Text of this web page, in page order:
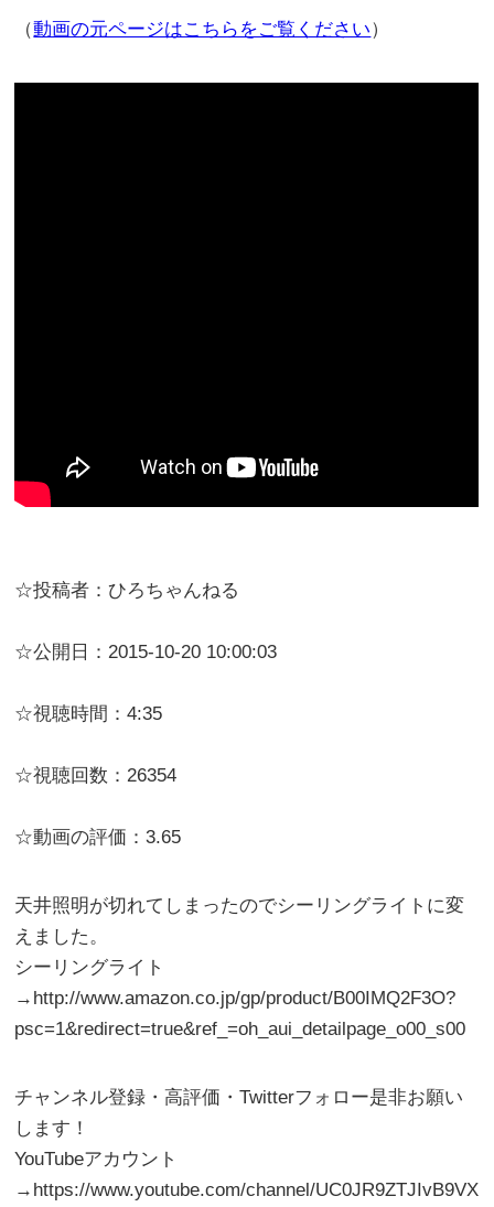
（動画の元ページはこちらをご覧ください）
☆投稿者：ひろちゃんねる
☆公開日：2015-10-20 10:00:03
☆視聴時間：4:35
☆視聴回数：26354
☆動画の評価：3.65
天井照明が切れてしまったのでシーリングライトに変
えました。
シーリングライト
→http://www.amazon.co.jp/gp/product/B00IMQ2F3O?
psc=1&redirect=true&ref_=oh_aui_detailpage_o00_s00
チャンネル登録・高評価・Twitterフォロー是非お願い
します！
YouTubeアカウント
→https://www.youtube.com/channel/UC0JR9ZTJIvB9VX